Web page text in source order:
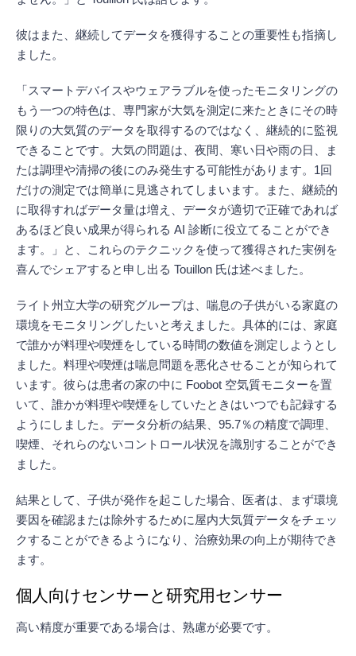
彼はまた、継続してデータを獲得することの重要性も指摘し
ました。
「スマートデバイスやウェアラブルを使ったモニタリングの
もう一つの特色は、専門家が大気を測定に来たときにその時
限りの大気質のデータを取得するのではなく、継続的に監視
できることです。大気の問題は、夜間、寒い日や雨の日、ま
たは調理や清掃の後にのみ発生する可能性があります。1回
だけの測定では簡単に見逃されてしまいます。また、継続的
に取得すればデータ量は増え、データが適切で正確であれば
あるほど良い成果が得られる AI 診断に役立てることができ
ます。」と、これらのテクニックを使って獲得された実例を
喜んでシェアすると申し出る Touillon 氏は述べました。
ライト州立大学の研究グループは、喘息の子供がいる家庭の
環境をモニタリングしたいと考えました。具体的には、家庭
で誰かが料理や喫煙をしている時間の数値を測定しようとし
ました。料理や喫煙は喘息問題を悪化させることが知られて
います。彼らは患者の家の中に Foobot 空気質モニターを置
いて、誰かが料理や喫煙をしていたときはいつでも記録する
ようにしました。データ分析の結果、95.7％の精度で調理、
喫煙、それらのないコントロール状況を識別することができ
ました。
結果として、子供が発作を起こした場合、医者は、まず環境
要因を確認または除外するために屋内大気質データをチェッ
クすることができるようになり、治療効果の向上が期待でき
ます。
個人向けセンサーと研究用センサー
高い精度が重要である場合は、熟慮が必要です。